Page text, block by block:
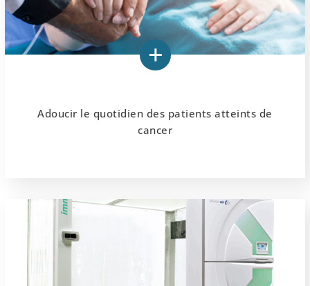
Adoucir le quotidien des patients atteints de
cancer